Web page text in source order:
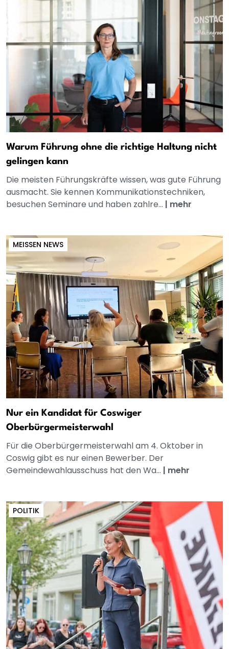
Warum Führung ohne die richtige Haltung nicht
gelingen kann
Die meisten Führungskräfte wissen, was gute Führung
ausmacht. Sie kennen Kommunikationstechniken,
besuchen Seminare und haben zahlre... | mehr
MEISSEN NEWS
Nur ein Kandidat für Coswiger
Oberbürgermeisterwahl
Für die Oberbürgermeisterwahl am 4. Oktober in
Coswig gibt es nur einen Bewerber. Der
Gemeindewahlausschuss hat den Wa... | mehr
POLITIK